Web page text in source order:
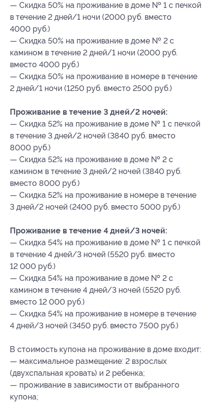
— Скидка 50% на проживание в доме № 1 с печкой
в течение 2 дней/1 ночи (2000 руб. вместо
4000 руб.)
— Скидка 50% на проживание в доме № 2 с
камином в течение 2 дней/1 ночи (2000 руб.
вместо 4000 руб.)
— Скидка 50% на проживание в номере в течение
2 дней/1 ночи (1250 руб. вместо 2500 руб.)
Проживание в течение 3 дней/2 ночей:
— Скидка 52% на проживание в доме № 1 с печкой
в течение 3 дней/2 ночей (3840 руб. вместо
8000 руб.)
— Скидка 52% на проживание в доме № 2 с
камином в течение 3 дней/2 ночей (3840 руб.
вместо 8000 руб.)
— Скидка 52% на проживание в номере в течение
3 дней/2 ночей (2400 руб. вместо 5000 руб.)
Проживание в течение 4 дней/3 ночей:
— Скидка 54% на проживание в доме № 1 с печкой
в течение 4 дней/3 ночей (5520 руб. вместо
12 000 руб.)
— Скидка 54% на проживание в доме № 2 с
камином в течение 4 дней/3 ночей (5520 руб.
вместо 12 000 руб.)
— Скидка 54% на проживание в номере в течение
4 дней/3 ночей (3450 руб. вместо 7500 руб.)
В стоимость купона на проживание в доме входит:
— максимальное размещение: 2 взрослых
(двухспальная кровать) и 2 ребенка;
— проживание в зависимости от выбранного
купона;